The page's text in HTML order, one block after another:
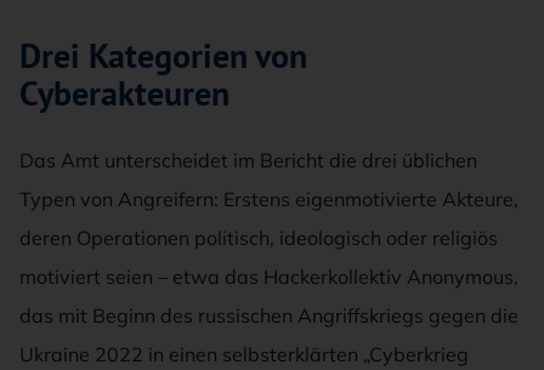
Drei Kategorien von
Cyberakteuren
Das Amt unterscheidet im Bericht die drei üblichen
Typen von Angreifern: Erstens eigenmotivierte Akteure,
deren Operationen politisch, ideologisch oder religiös
motiviert seien – etwa das Hackerkollektiv Anonymous,
das mit Beginn des russischen Angriffskriegs gegen die
Ukraine 2022 in einen selbsterklärten „Cyberkrieg